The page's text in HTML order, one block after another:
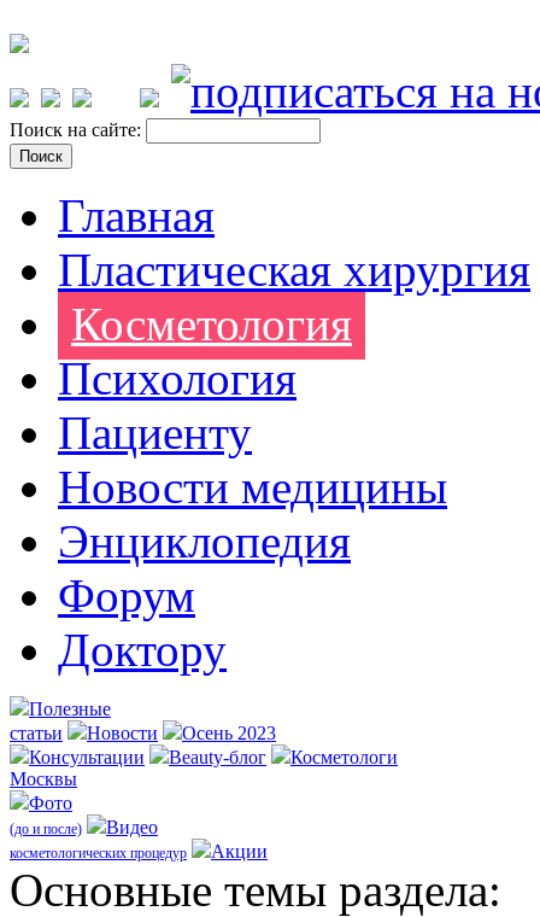
Поиск на сайте:
Главная
Пластическая хирургия
Косметология
Психология
Пациенту
Новости медицины
Энциклопедия
Форум
Доктору
Полезные
статьи
Новости
Осень 2023
Консультации
Beauty-блог
Косметологи
Москвы
Фото
(до и после) Видео
косметологических процедур Акции
Оcновные темы раздела: